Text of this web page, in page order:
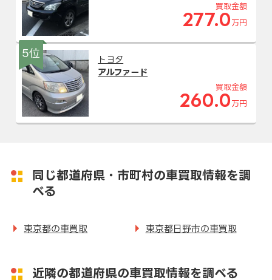
買取金額
277.0 万円
5位
トヨタ
アルファード
買取金額
260.0 万円
同じ都道府県・市町村の車買取情報を調
べる
東京都の車買取 東京都日野市の車買取
近隣の都道府県の車買取情報を調べる